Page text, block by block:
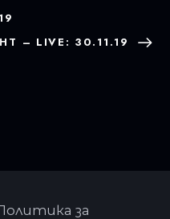
– LIVE: 30.11.19
за